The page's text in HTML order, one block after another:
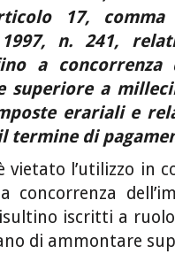
17,
n. 241,
a concorrenza
superiore a
erariali e
termine di
vietato l’utilizzo in
concorrenza
iscritti a
di ammontare